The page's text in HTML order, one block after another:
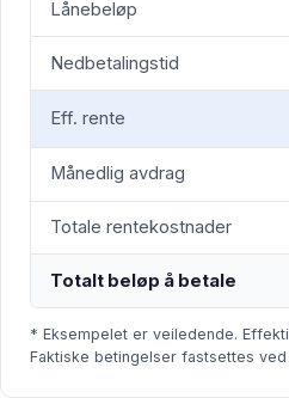
Lånebeløp
Nedbetalingstid
Eff. rente
Månedlig avdrag
Totale rentekostnader
Totalt beløp å betale
* Eksempelet er veiledende.
Faktiske betingelser fastsettes ved